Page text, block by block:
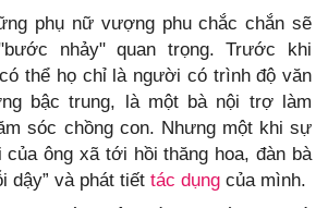
phụ nữ vượng phu chắc chắn sẽ
nhảy" quan trọng. Trước khi
thể họ chỉ là người có trình độ văn
bậc trung, là một bà nội trợ làm
sóc chồng con. Nhưng một khi sự
của ông xã tới hồi thăng hoa, đàn bà
dậy” và phát tiết tác dụng của mình.